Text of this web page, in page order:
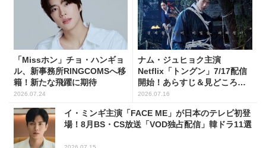
「Missホン」チョ・ハンギョ
ル、新事務所RINGCOMSへ移
籍！新たな飛躍に期待
2026.07.24
ナム・ジュヒョク主演
Netflix「トングン」7/17配信
開始！あらすじ＆見どころを
チェック
2026.07.16
イ・ミンギ主演「FACE ME」が日本のテレビ初登
場！8月BS・CS放送「VOD独占配信」韓ドラ11選